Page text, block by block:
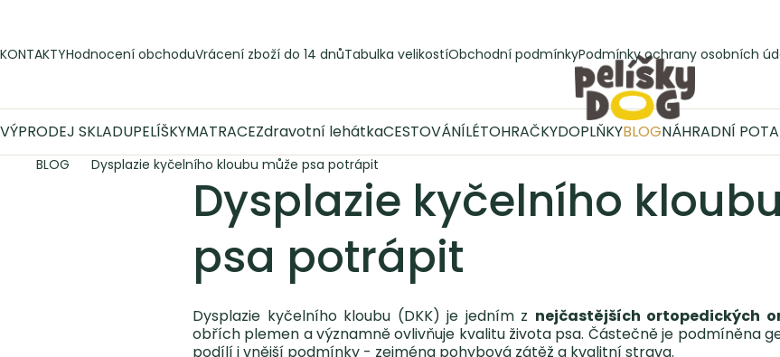
KONTAKTYHodnocení obchoduVrácení zboží do 14 dnůTabulka velikostíObchodní podmínkyPodmínky ochrany osobních
VÝPRODEJ SKLADUPELÍŠKYMATRACEZdravotní lehátkaCESTOVÁNÍLÉTOHRAČKYDOPLŇKYBLOGNÁHRADNÍ
BLOG Dysplazie kyčelního kloubu může psa potrápit
Dysplazie kyčelního
psa potrápit
Dysplazie kyčelního kloubu (DKK) je jedním z nejčastějších ortopedických
obřích plemen a významně ovlivňuje kvalitu života psa. Částečně je podmíněna
podílí i vnější podmínky - zejména pohybová zátěž a kvalitní strava.